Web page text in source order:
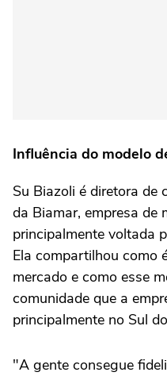
Influência do modelo
Su Biazoli é diretora de
da Biamar, empresa de
principalmente voltada
Ela compartilhou como
mercado e como esse
comunidade que a
principalmente no Sul
"A gente consegue